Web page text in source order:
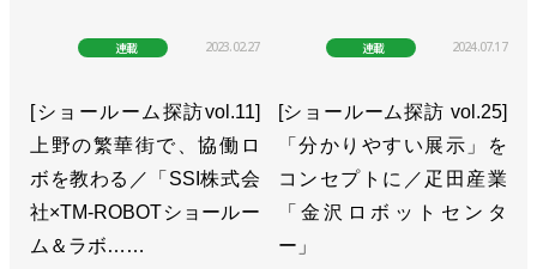
連載 2023.02.27
[ショールーム探訪vol.11]
上野の繁華街で、協働ロ
ボを教わる／「SSI株式会
社×TM-ROBOTショールー
ム＆ラボ……
連載 2024.07.17
[ショールーム探訪 vol.25]
「分かりやすい展示」を
コンセプトに／疋田産業
「金沢ロボットセンタ
ー」